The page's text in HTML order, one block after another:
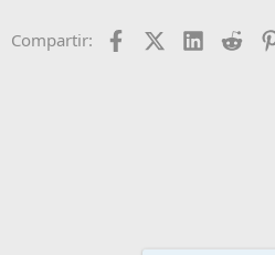
Compartir: FacebookX (Twitter)
LinkedIn